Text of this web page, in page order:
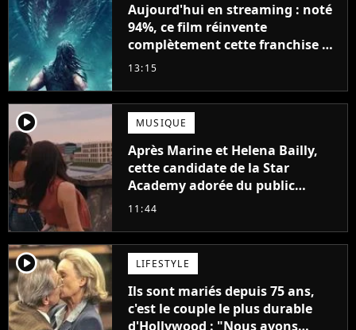
Aujourd'hui en streaming : noté
94%, ce film réinvente
complètement cette franchise de
science-fiction vieille de 40 ans
13:15
player2 MUSIQUE
Après Marine et Helena Bailly,
cette candidate de la Star
Academy adorée du public
annonce son premier album,
11:44
player2 LIFESTYLE
Ils sont mariés depuis 75 ans,
c'est le couple le plus durable
d'Hollywood : "Nous avons